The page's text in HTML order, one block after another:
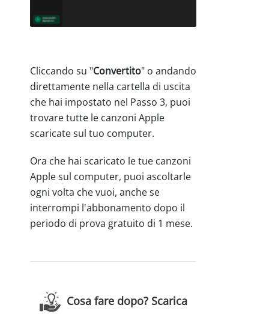
Cliccando su "Convertito" o andando
direttamente nella cartella di uscita
che hai impostato nel Passo 3, puoi
trovare tutte le canzoni Apple
scaricate sul tuo computer.
Ora che hai scaricato le tue canzoni
Apple sul computer, puoi ascoltarle
ogni volta che vuoi, anche se
interrompi l'abbonamento dopo il
periodo di prova gratuito di 1 mese.
Cosa fare dopo? Scarica